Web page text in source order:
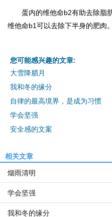
蛋内的维他命b2有助去除脂
维他命b1可以去除下半身的肥肉。
您可能感兴趣的文章:
大雪降腊月
我和冬的缘分
自律的最高境界，是成为习惯
学会坚强
安全感的文案
相关文章
烟雨清明
学会坚强
我和冬的缘分